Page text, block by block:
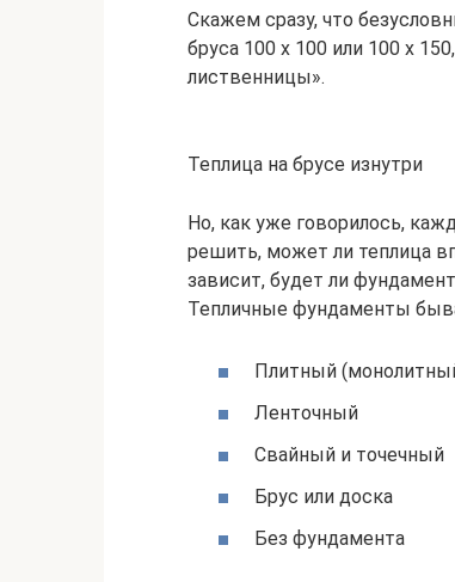
Скажем сразу, что
бруса 100 х 100 или 100 х
лиственницы».
Теплица на брусе изнутри
Но, как уже говорилось,
решить, может ли теплица
зависит, будет ли
Тепличные фундаменты
Плитный
Ленточный
Свайный и точечный
Брус или доска
Без фундамента